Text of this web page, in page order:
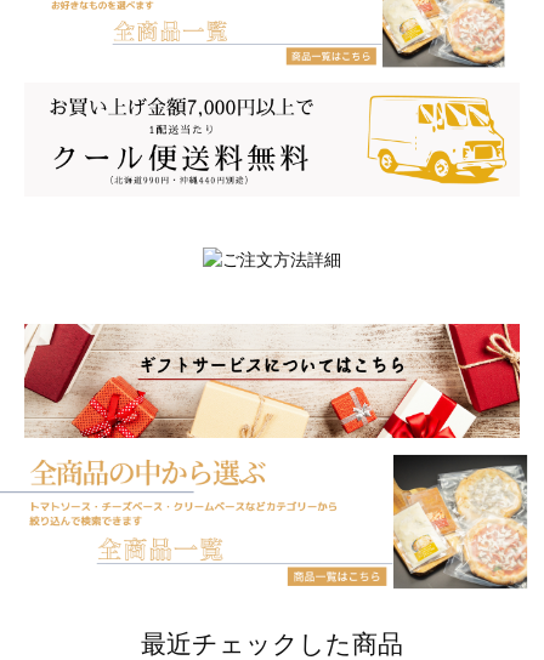
最近チェックした商品